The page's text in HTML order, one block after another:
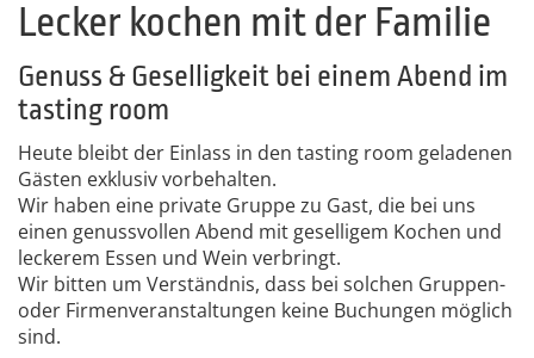
Lecker kochen mit der Familie
Genuss & Geselligkeit bei einem Abend im
tasting room
Heute bleibt der Einlass in den tasting room geladenen
Gästen exklusiv vorbehalten.
Wir haben eine private Gruppe zu Gast, die bei uns
einen genussvollen Abend mit geselligem Kochen und
leckerem Essen und Wein verbringt.
Wir bitten um Verständnis, dass bei solchen Gruppen-
oder Firmenveranstaltungen keine Buchungen möglich
sind.